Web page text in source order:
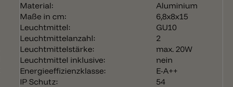
Material:
Aluminium
Maße in cm:
6,8x8x15
Leuchtmittel:
GU10
Leuchtmittelanzahl:
2
Leuchtmittelstärke:
max. 20W
Leuchtmittel inklusive:
nein
Energieeffizienzklasse:
E-A++
IP Schutz:
54